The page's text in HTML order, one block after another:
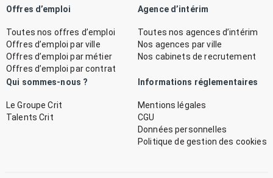
Offres d’emploi
Toutes nos offres d’emploi
Offres d’emploi par ville
Offres d’emploi par métier
Offres d’emploi par contrat
Agence d’intérim
Toutes nos agences d’intérim
Nos agences par ville
Nos cabinets de recrutement
Qui sommes-nous ?
Le Groupe Crit
Talents Crit
Informations réglementaires
Mentions légales
CGU
Données personnelles
Politique de gestion des cookies